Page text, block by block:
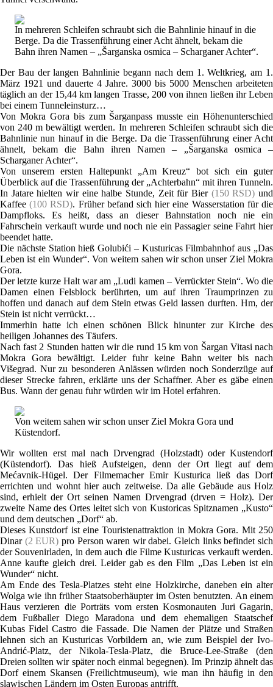
In mehreren Schleifen schraubt sich die Bahnlinie hinauf in die
Berge. Da die Trassenführung einer Acht ähnelt, bekam die
Bahn ihren Namen – „Šarganska osmica – Scharganer Achter“.
Der Bau der langen Bahnlinie begann nach dem 1. Weltkrieg, am 1.
März 1921 und dauerte 4 Jahre. 3000 bis 5000 Menschen arbeiteten
täglich an der 15,44 km langen Trasse, 200 von ihnen ließen ihr Leben
bei einem Tunneleinsturz…
Von Mokra Gora bis zum Šarganpass musste ein Höhenunterschied
von 240 m bewältigt werden. In mehreren Schleifen schraubt sich die
Bahnlinie nun hinauf in die Berge. Da die Trassenführung einer Acht
ähnelt, bekam die Bahn ihren Namen – „Šarganska osmica –
Scharganer Achter“.
Von unserem ersten Haltepunkt „Am Kreuz“ bot sich ein guter
Überblick auf die Trassenführung der „Achterbahn“ mit ihren Tunneln.
In Jatare hielten wir eine halbe Stunde, Zeit für Bier (150 RSD) und
Kaffee(100 RSD). Früher befand sich hier eine Wasserstation für die
Dampfloks. Es heißt, dass an dieser Bahnstation noch nie ein
Fahrschein verkauft wurde und noch nie ein Passagier seine Fahrt hier
beendet hatte.
Die nächste Station hieß Golubići – Kusturicas Filmbahnhof aus „Das
Leben ist ein Wunder“. Von weitem sahen wir schon unser Ziel Mokra
Gora.
Der letzte kurze Halt war am „Ludi kamen – Verrückter Stein“. Wo die
Damen einen Felsblock berührten, um auf ihren Traumprinzen zu
hoffen und danach auf dem Stein etwas Geld lassen durften. Hm, der
Stein ist nicht verrückt…
Immerhin hatte ich einen schönen Blick hinunter zur Kirche des
heiligen Johannes des Täufers.
Nach fast 2 Stunden hatten wir die rund 15 km von Šargan Vitasi nach
Mokra Gora bewältigt. Leider fuhr keine Bahn weiter bis nach
Višegrad. Nur zu besonderen Anlässen würden noch Sonderzüge auf
dieser Strecke fahren, erklärte uns der Schaffner. Aber es gäbe einen
Bus. Wann der genau fuhr würden wir im Hotel erfahren.
Von weitem sahen wir schon unser Ziel Mokra Gora und
Küstendorf.
Wir wollten erst mal nach Drvengrad (Holzstadt) oder Kustendorf
(Küstendorf). Das hieß Aufsteigen, denn der Ort liegt auf dem
Mećavnik-Hügel. Der Filmemacher Emir Kusturica ließ das Dorf
errichten und wohnt hier auch zeitweise. Da alle Gebäude aus Holz
sind, erhielt der Ort seinen Namen Drvengrad (drven = Holz). Der
zweite Name des Ortes leitet sich von Kustoricas Spitznamen „Kusto“
und dem deutschen „Dorf“ ab.
Dieses Kunstdorf ist eine Touristenattraktion in Mokra Gora. Mit 250
Dinar (2 EUR) pro Person waren wir dabei. Gleich links befindet sich
der Souvenirladen, in dem auch die Filme Kusturicas verkauft werden.
Anne kaufte gleich drei. Leider gab es den Film „Das Leben ist ein
Wunder“ nicht.
Am Ende des Tesla-Platzes steht eine Holzkirche, daneben ein alter
Wolga wie ihn früher Staatsoberhäupter im Osten benutzten. An einem
Haus verzieren die Porträts vom ersten Kosmonauten Juri Gagarin,
dem Fußballer Diego Maradona und dem ehemaligen Staatschef
Kubas Fidel Castro die Fassade. Die Namen der Plätze und Straßen
lehnen sich an Kusturicas Vorbildern an, wie zum Beispiel der Ivo-
Andrić-Platz, der Nikola-Tesla-Platz, die Bruce-Lee-Straße (den
Dreien sollten wir später noch einmal begegnen). Im Prinzip ähnelt das
Dorf einem Skansen (Freilichtmuseum), wie man ihn häufig in den
slawischen Ländern im Osten Europas antrifft.